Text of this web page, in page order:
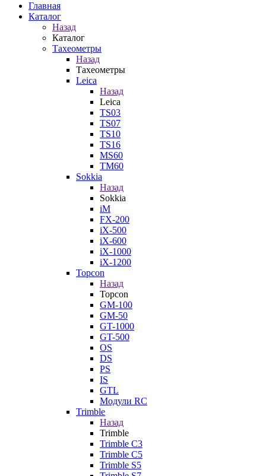
Главная
Каталог
Назад
Каталог
Тахеометры
Назад
Тахеометры
Leica
Назад
Leica
TS03
TS07
TS10
TS16
MS60
TM60
Sokkia
Назад
Sokkia
iM
FX-200
iX-500
iX-600
iX-1000
iX-1200
Topcon
Назад
Topcon
GM-100
GM-50
GT-1000
GT-500
OS
DS
PS
IS
GTL
Модули RC
Trimble
Назад
Trimble
Trimble C3
Trimble C5
Trimble S5